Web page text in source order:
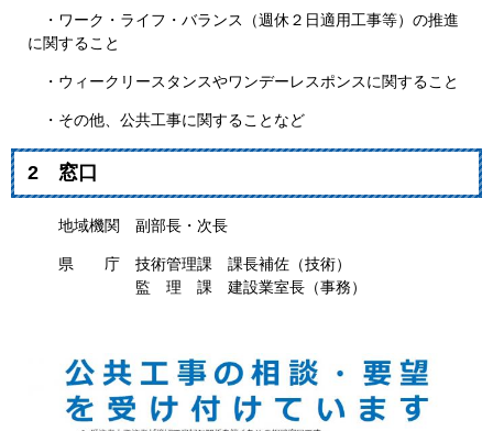
・ワーク・ライフ・バランス（週休２日適用工事等）の推進
に関すること
・ウィークリースタンスやワンデーレスポンスに関すること
・その他、公共工事に関することなど
2 窓口
地域機関 副部長・次長
県 庁 技術管理課 課長補佐（技術）
監 理 課 建設業室長（事務）